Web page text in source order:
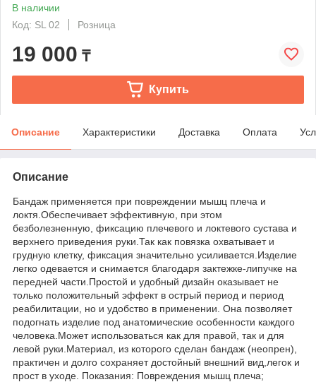
В наличии
Код: SL 02
Розница
19 000 ₸
Купить
Описание Характеристики Доставка Оплата
Описание
Бандаж применяется при повреждении мышц плеча и
локтя.Обеспечивает эффективную, при этом
безболезненную, фиксацию плечевого и локтевого сустава и
верхнего приведения руки.Так как повязка охватывает и
грудную клетку, фиксация значительно усиливается.Изделие
легко одевается и снимается благодаря зактежке-липучке на
передней части.Простой и удобный дизайн оказывает не
только положительный эффект в острый период и период
реабилитации, но и удобство в применении. Она позволяет
подогнать изделие под анатомические особенности каждого
человека.Может использоваться как для правой, так и для
левой руки.Материал, из которого сделан бандаж (неопрен),
практичен и долго сохраняет достойный внешний вид,легок и
прост в уходе. Показания: Повреждения мышц плеча;